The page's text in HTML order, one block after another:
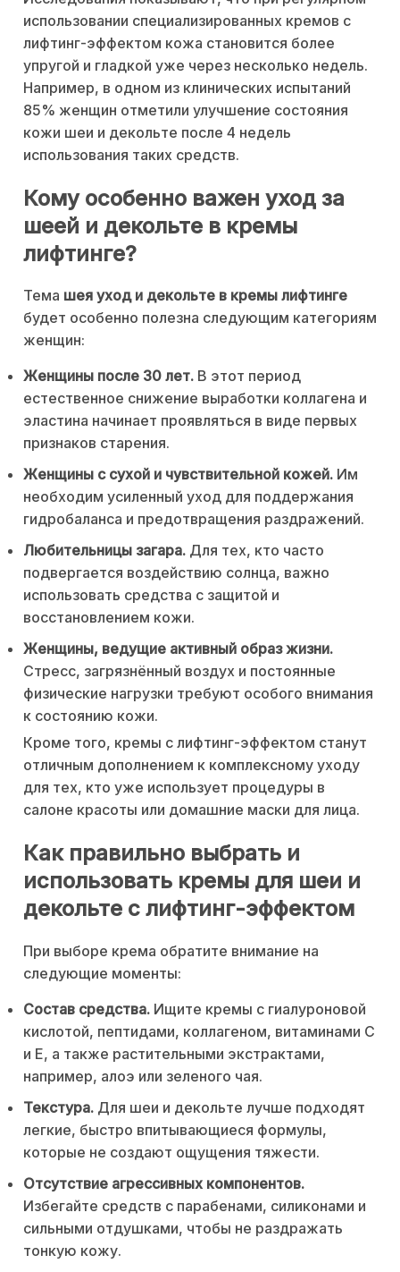
использовании специализированных кремов с
лифтинг-эффектом кожа становится более
упругой и гладкой уже через несколько недель.
Например, в одном из клинических испытаний
85% женщин отметили улучшение состояния
кожи шеи и декольте после 4 недель
использования таких средств.
Кому особенно важен уход за
шеей и декольте в кремы
лифтинге?
Тема шея уход и декольте в кремы лифтинге
будет особенно полезна следующим категориям
женщин:
Женщины после 30 лет. В этот период
естественное снижение выработки коллагена и
эластина начинает проявляться в виде первых
признаков старения.
Женщины с сухой и чувствительной кожей. Им
необходим усиленный уход для поддержания
гидробаланса и предотвращения раздражений.
Любительницы загара. Для тех, кто часто
подвергается воздействию солнца, важно
использовать средства с защитой и
восстановлением кожи.
Женщины, ведущие активный образ жизни.
Стресс, загрязнённый воздух и постоянные
физические нагрузки требуют особого внимания
к состоянию кожи.
Кроме того, кремы с лифтинг-эффектом станут
отличным дополнением к комплексному уходу
для тех, кто уже использует процедуры в
салоне красоты или домашние маски для лица.
Как правильно выбрать и
использовать кремы для шеи и
декольте с лифтинг-эффектом
При выборе крема обратите внимание на
следующие моменты:
Состав средства. Ищите кремы с гиалуроновой
кислотой, пептидами, коллагеном, витаминами C
и E, а также растительными экстрактами,
например, алоэ или зеленого чая.
Текстура. Для шеи и декольте лучше подходят
легкие, быстро впитывающиеся формулы,
которые не создают ощущения тяжести.
Отсутствие агрессивных компонентов.
Избегайте средств с парабенами, силиконами и
сильными отдушками, чтобы не раздражать
тонкую кожу.